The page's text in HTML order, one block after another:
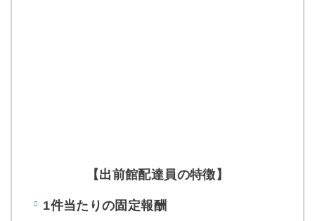
【出前館配達員の特徴】
1件当たりの固定報酬